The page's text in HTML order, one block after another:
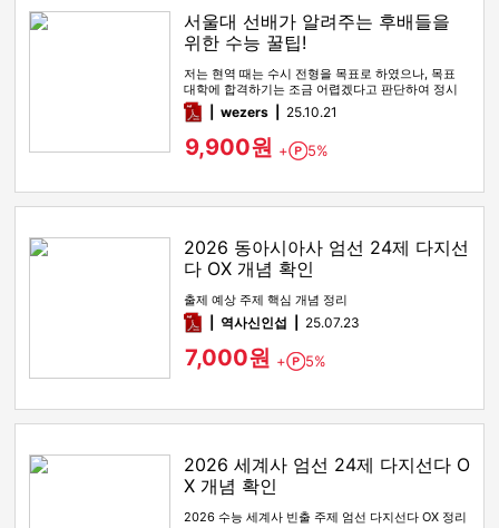
서울대 선배가 알려주는 후배들을
위한 수능 꿀팁!
저는 현역 때는 수시 전형을 목표로 하였으나, 목표
대학에 합격하기는 조금 어렵겠다고 판단하여 정시
전형을 노리며 재수를 시…
pdfwezers 25.10.21
9,900원 + Point
5%
2026 동아시아사 엄선 24제 다지선
다 OX 개념 확인
출제 예상 주제 핵심 개념 정리
pdf역사신인섭 25.07.23
7,000원 + Point
5%
2026 세계사 엄선 24제 다지선다 O
X 개념 확인
2026 수능 세계사 빈출 주제 엄선 다지선다 OX 정리